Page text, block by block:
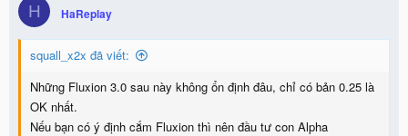
H HaReplay
squall_x2x đã viết:
Những Fluxion 3.0 sau này không ổn định đâu, chỉ có bản 0.25 là
OK nhất.
Nếu bạn có ý định cắm Fluxion thì nên đầu tư con Alpha